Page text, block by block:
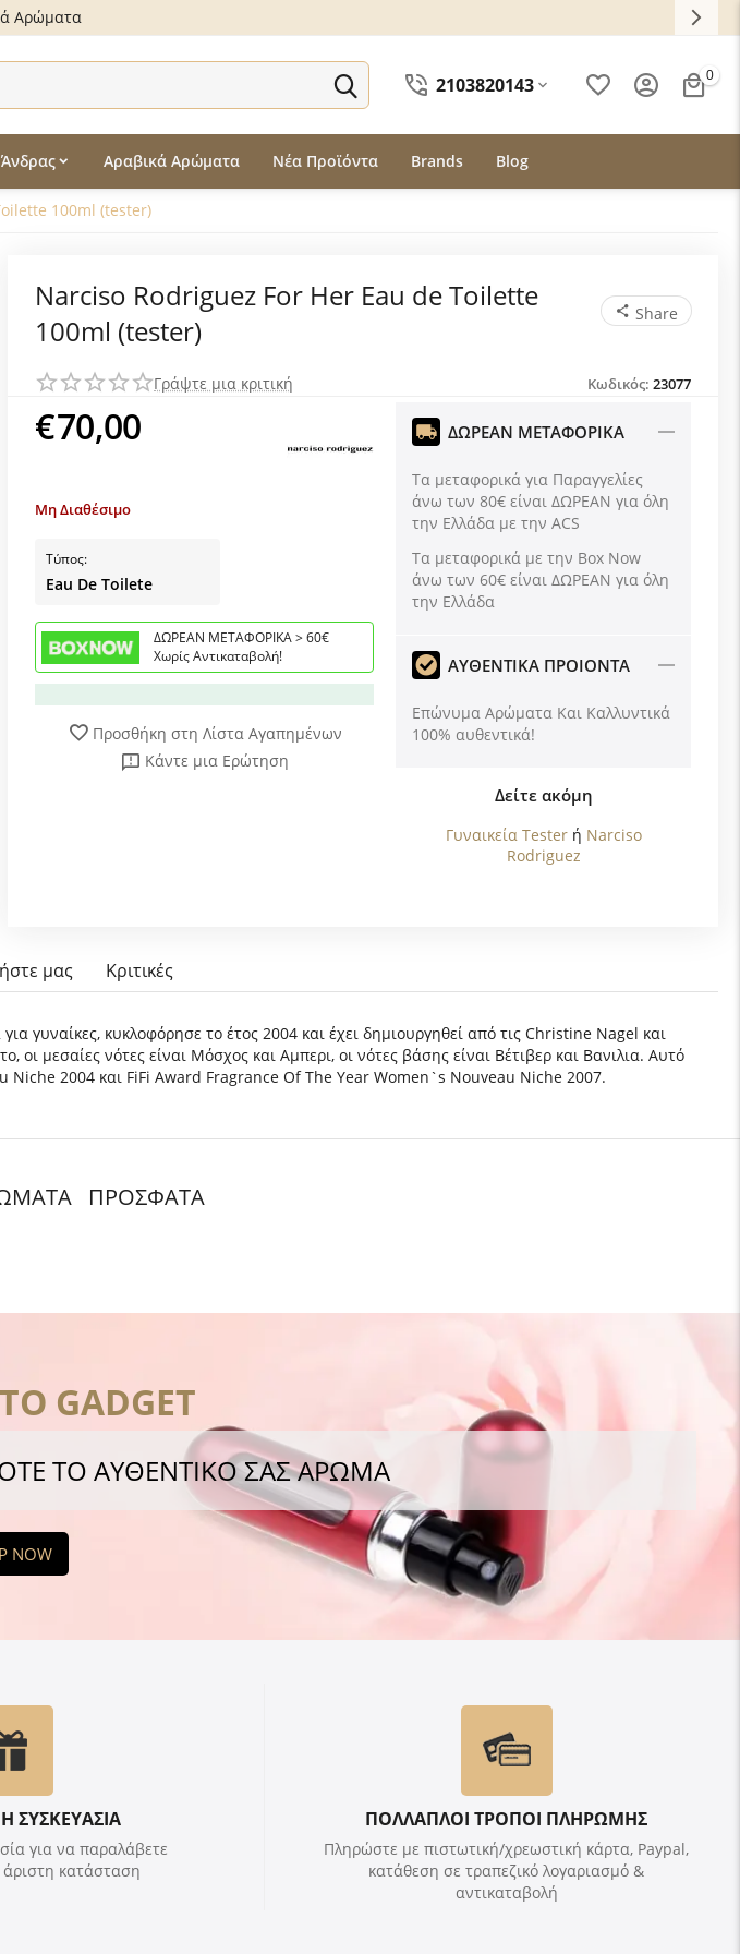
Αρώματα
2103820143 0
Άνδρας Αραβικά Αρώματα Νέα Προϊόντα Brands Blog
100ml (tester)
Narciso Rodriguez For Her Eau de Toilette
100ml (tester)
Share
Γράψτε μια κριτική Κωδικός: 23077
€70,00
Μη Διαθέσιμο
Τύπος:
Eau De Toilete
ΔΩΡΕΑΝ ΜΕΤΑΦΟΡΙΚΑ > 60€
Χωρίς Αντικαταβολή!
Προσθήκη στη Λίστα Αγαπημένων
Κάντε μια Ερώτηση
ΔΩΡΕΑΝ ΜΕΤΑΦΟΡΙΚΑ
Τα μεταφορικά για Παραγγελίες
άνω των 80€ είναι ΔΩΡΕΑΝ για όλη
την Ελλάδα με την ACS
Tα μεταφορικά με την Box Now
άνω των 60€ είναι ΔΩΡΕΑΝ για όλη
την Ελλάδα
ΑΥΘΕΝΤΙΚΑ ΠΡΟΙΟΝΤΑ
Επώνυμα Αρώματα Και Καλλυντικά
100% αυθεντικά!
Δείτε ακόμη
Γυναικεία Testerή Narciso
Rodriguez
μας Κριτικές
κυκλοφόρησε το έτος 2004 και έχει δημιουργηθεί από τις Christine Nagel και
μεσαίες νότες είναι Μόσχος και Αμπερι, οι νότες βάσης είναι Βέτιβερ και Βανιλια. Αυτό
2004 και FiFi Award Fragrance Of The Year Women`s Nouveau Niche 2007.
ΠΡΟΣΦΑΤΑ
GADGET
ΤΟ ΑΥΘΕΝΤΙΚΟ ΣΑΣ ΑΡΩΜΑ
NOW
ΣΥΣΚΕΥΑΣΙΑ
για να παραλάβετε
κατάσταση
ΠΟΛΛΑΠΛΟΙ ΤΡΟΠΟΙ ΠΛΗΡΩΜΗΣ
Πληρώστε με πιστωτική/χρεωστική κάρτα, Paypal,
κατάθεση σε τραπεζικό λογαριασμό &
αντικαταβολή